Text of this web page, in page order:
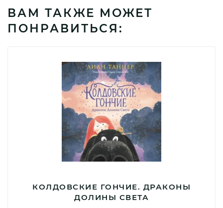
ВАМ ТАКЖЕ МОЖЕТ
ПОНРАВИТЬСЯ:
КОЛДОВСКИЕ ГОНЧИЕ. ДРАКОНЫ
ДОЛИНЫ СВЕТА